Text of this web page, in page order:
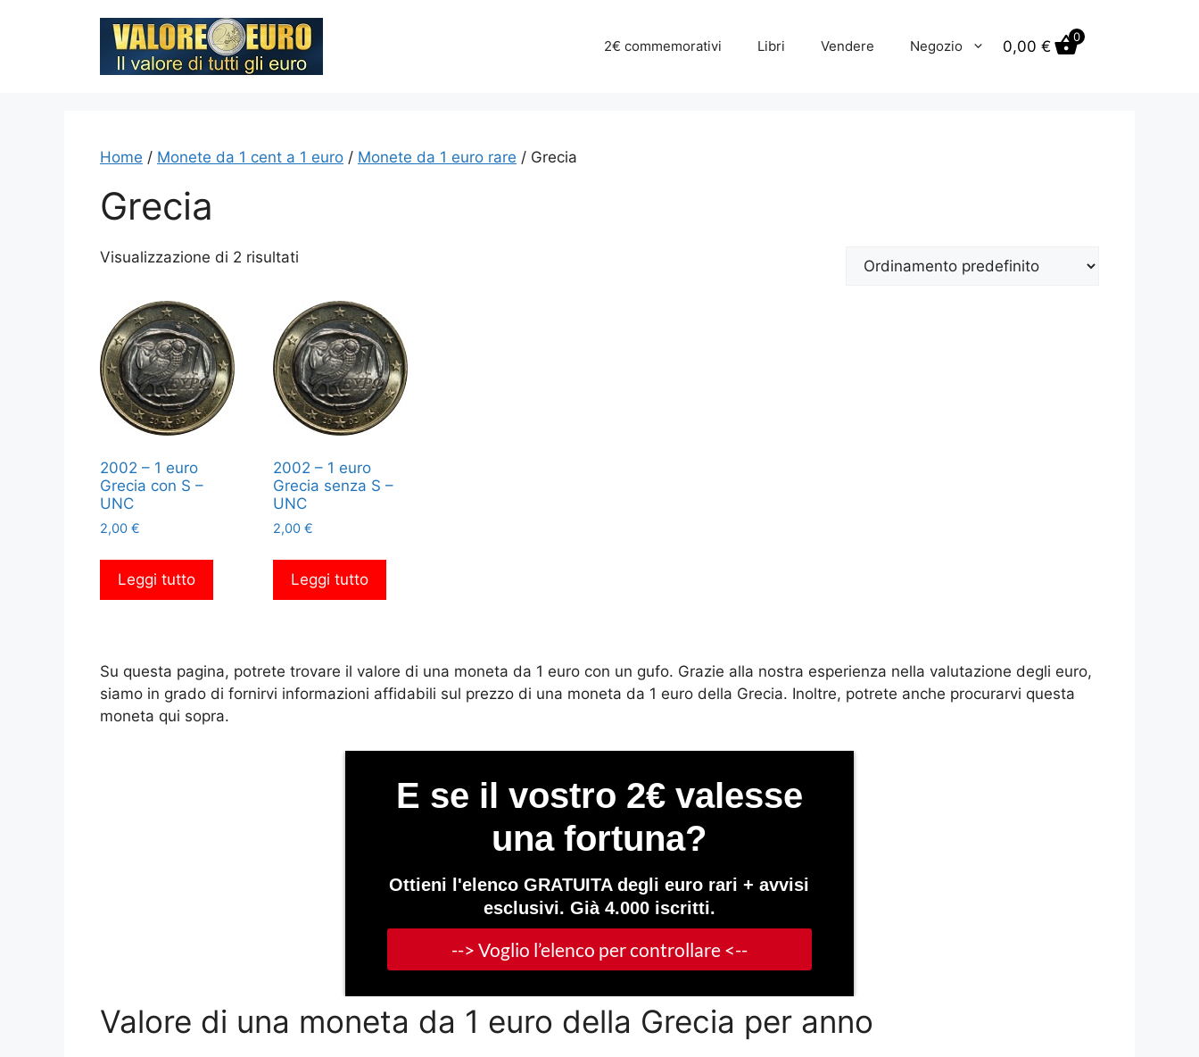
2€ commemorativi Libri Vendere Negozio 0,00 €
0
Home / Monete da 1 cent a 1 euro / Monete da 1 euro rare / Grecia
Grecia
Visualizzazione di 2 risultati
2002 – 1 euro
Grecia con S –
UNC
2,00 €
Leggi tutto
2002 – 1 euro
Grecia senza S –
UNC
2,00 €
Leggi tutto
Su questa pagina, potrete trovare il valore di una moneta da 1 euro con un gufo. Grazie alla nostra esperienza nella valutazione degli euro,
siamo in grado di fornirvi informazioni affidabili sul prezzo di una moneta da 1 euro della Grecia. Inoltre, potrete anche procurarvi questa
moneta qui sopra.
Valore di una moneta da 1 euro della Grecia per anno